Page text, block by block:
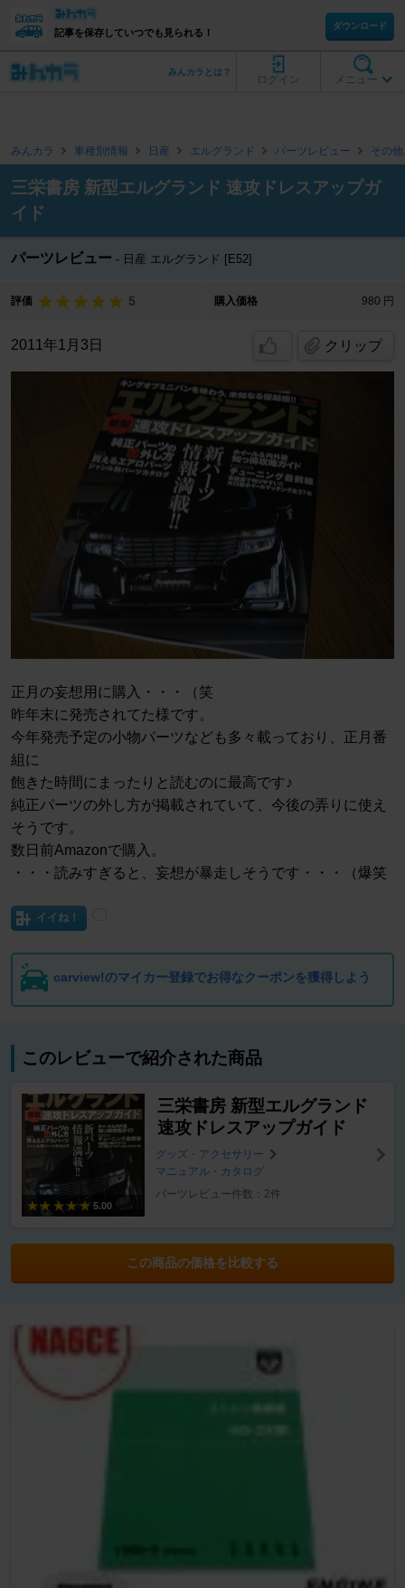
記事を保存していつでも見られる！
ダウンロード
メニュー
ログイン
みんカラとは？
みんカラ 車種別情報 日産 エルグランド パーツレビュー その他
三栄書房 新型エルグランド 速攻ドレスアップガ
イド
パーツレビュー 日産 エルグランド [E52]
評価 5 購入価格 980 円
2011年1月3日 クリップ
正月の妄想用に購入・・・（笑
昨年末に発売されてた様です。
今年発売予定の小物パーツなども多々載っており、正月番
組に
飽きた時間にまったりと読むのに最高です♪
純正パーツの外し方が掲載されていて、今後の弄りに使え
そうです。
数日前Amazonで購入。
・・・読みすぎると、妄想が暴走しそうです・・・（爆笑
イイね！
carview!のマイカー登録でお得なクーポンを獲得しよう
このレビューで紹介された商品
5.00
三栄書房 新型エルグランド
速攻ドレスアップガイド
グッズ・アクセサリー
マニュアル・カタログ
パーツレビュー件数：2件
この商品の価格を比較する